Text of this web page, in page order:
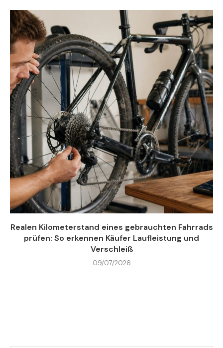
Realen Kilometerstand eines gebrauchten Fahrrads
prüfen: So erkennen Käufer Laufleistung und
Verschleiß
09/07/2026